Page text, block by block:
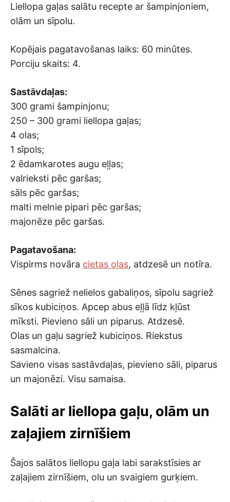
Liellopa gaļas salātu recepte ar šampinjoniem,
olām un sīpolu.
Kopējais pagatavošanas laiks: 60 minūtes.
Porciju skaits: 4.
Sastāvdaļas:
300 grami šampinjonu;
250 – 300 grami liellopa gaļas;
4 olas;
1 sīpols;
2 ēdamkarotes augu eļļas;
valrieksti pēc garšas;
sāls pēc garšas;
malti melnie pipari pēc garšas;
majonēze pēc garšas.
Pagatavošana:
Vispirms novāra cietas olas, atdzesē un notīra.
Sēnes sagriež nelielos gabaliņos, sīpolu sagriež
sīkos kubiciņos. Apcep abus eļļā līdz kļūst
mīksti. Pievieno sāli un piparus. Atdzesē.
Olas un gaļu sagriež kubiciņos. Riekstus
sasmalcina.
Savieno visas sastāvdaļas, pievieno sāli, piparus
un majonēzi. Visu samaisa.
Salāti ar liellopa gaļu, olām un
zaļajiem zirnīšiem
Šajos salātos liellopu gaļa labi sarakstīsies ar
zaļajiem zirnīšiem, olu un svaigiem gurķiem.